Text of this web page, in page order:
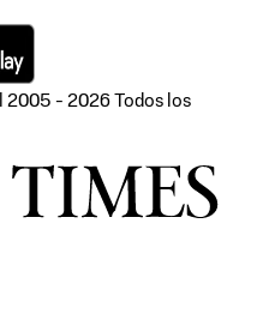
2005 - 2026 Todos los